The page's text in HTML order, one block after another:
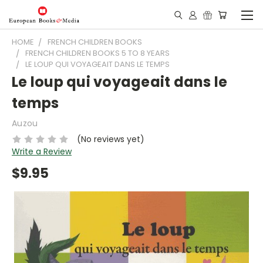
HOME
FRENCH CHILDREN BOOKS
FRENCH CHILDREN BOOKS 5 TO 8 YEARS
LE LOUP QUI VOYAGEAIT DANS LE TEMPS
Le loup qui voyageait dans le
temps
Auzou
(No reviews yet)
Write a Review
$9.95